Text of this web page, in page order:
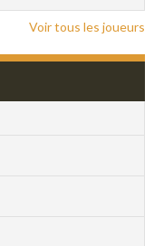
Voir tous les joueurs